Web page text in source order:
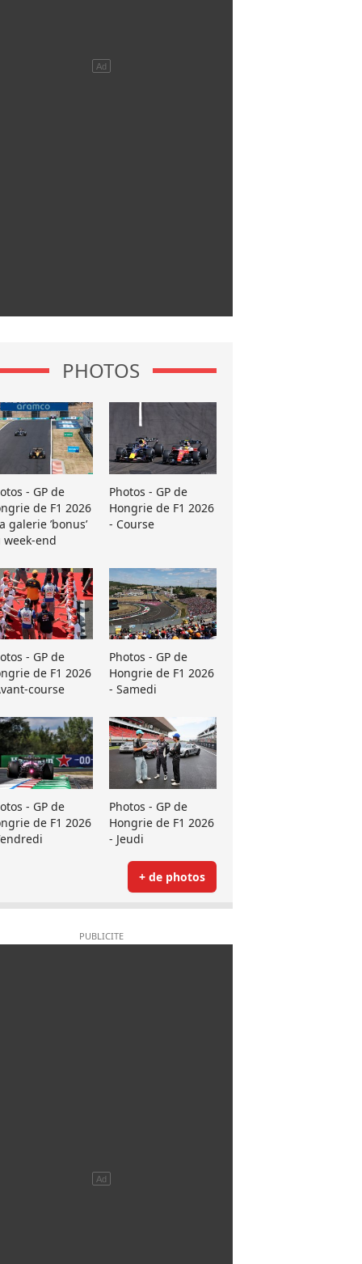
PHOTOS
- GP de
de F1 2026
galerie ’bonus’
week-end
Photos - GP de
Hongrie de F1 2026
- Course
- GP de
de F1 2026
course
Photos - GP de
Hongrie de F1 2026
- Samedi
- GP de
de F1 2026
Photos - GP de
Hongrie de F1 2026
- Jeudi
+ de photos